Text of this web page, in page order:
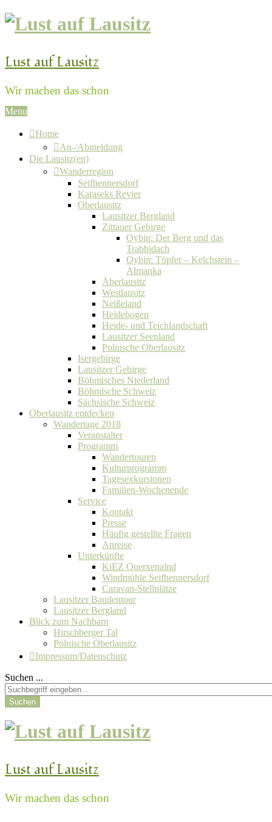
Lust auf Lausitz
Wir machen das schon
Menu
Home
An-/Abmeldung
Die Lausitz(en)
Wanderregion
Seifhennersdorf
Karaseks Revier
Oberlausitz
Lausitzer Bergland
Zittauer Gebirge
Oybin: Der Berg und das
Trabbidach
Oybin: Töpfer – Kelchstein –
Almanka
Äberlausitz
Westlausitz
Neißeland
Heidebogen
Heide- und Teichlandschaft
Lausitzer Seenland
Polnische Oberlausitz
Isergebirge
Lausitzer Gebirge
Böhmisches Niederland
Böhmische Schweiz
Sächsische Schweiz
Oberlausitz entdecken
Wandertage 2018
Veranstalter
Programm
Wandertouren
Kulturprogramm
Tagesexkursionen
Familien-Wochenende
Service
Kontakt
Presse
Häufig gestellte Fragen
Anreise
Unterkünfte
KiEZ Querxenalnd
Windmühle Seifhennersdorf
Caravan-Stellplätze
Lausitzer Baudentour
Lausitzer Bergland
Blick zum Nachbarn
Hirschberger Tal
Polnische Oberlausitz
Impressum/Datenschutz
Suchen ...
Suchen
Lust auf Lausitz
Wir machen das schon